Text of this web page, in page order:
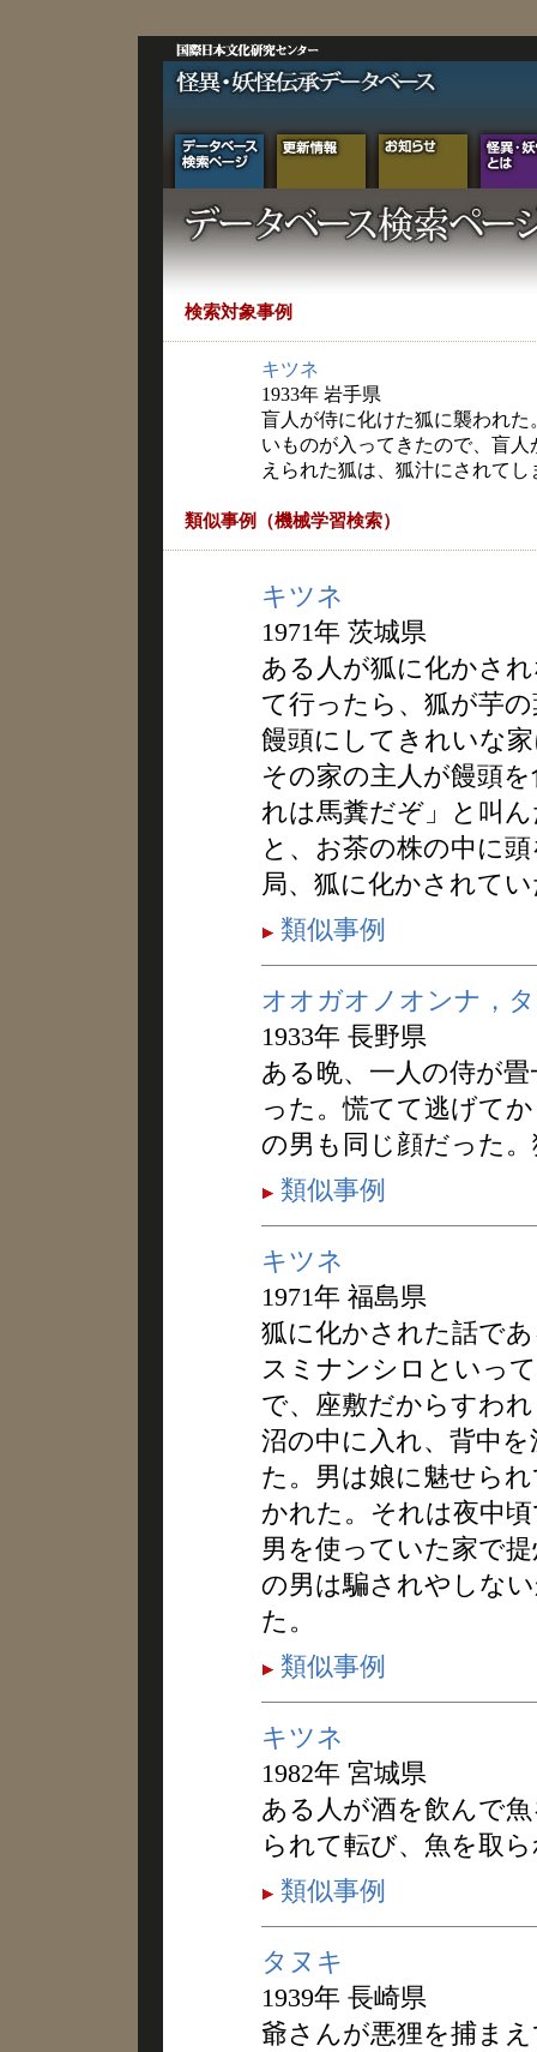
検索対象事例
キツネ
1933年 岩手県
盲人が侍に化けた狐に襲われ
いものが入ってきたので、盲
えられた狐は、狐汁にされてし
類似事例（機械学習検索）
キツネ
1971年 茨城県
ある人が狐に化かさ
て行ったら、狐が芋
饅頭にしてきれいな
その家の主人が饅頭
れは馬糞だぞ」と叫
と、お茶の株の中に
局、狐に化かされて
類似事例
オオガオノオンナ，
1933年 長野県
ある晩、一人の侍が
った。慌てて逃げて
の男も同じ顔だった
類似事例
キツネ
1971年 福島県
狐に化かされた話で
スミナンシロといっ
で、座敷だからすわ
沼の中に入れ、背中
た。男は娘に魅せら
かれた。それは夜中
男を使っていた家で
の男は騙されやしな
た。
類似事例
キツネ
1982年 宮城県
ある人が酒を飲んで
られて転び、魚を取
類似事例
タヌキ
1939年 長崎県
爺さんが悪狸を捕ま